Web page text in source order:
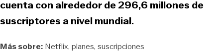
cuenta con alrededor de 296,6 millones de
suscriptores a nivel mundial.
Más sobre: Netflix planes suscripciones